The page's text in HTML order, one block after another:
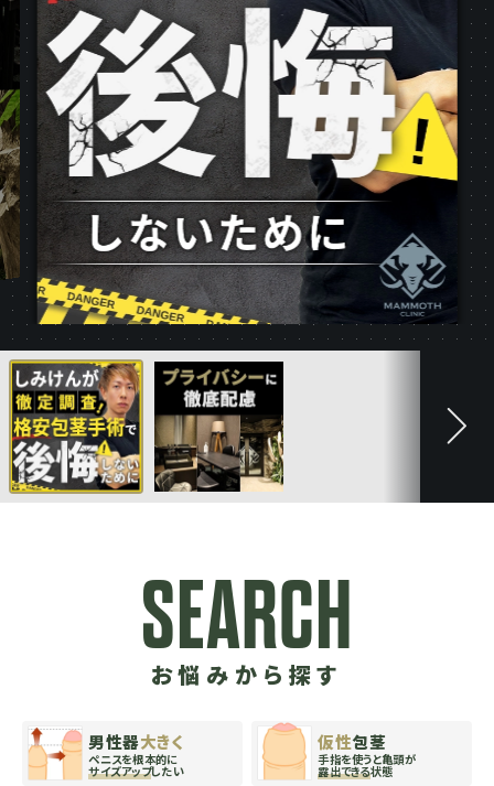
で簡単予約。プライバシーに配慮した導線設計について詳しくみる
しみけんが徹底調査！格安包茎治療で後悔しないためにに
次の
お悩みから探す
SEARCH
男性器大きく
ペニスを根本的に
サイズアップしたい
仮性包茎
手指を使うと亀頭が
露出できる状態